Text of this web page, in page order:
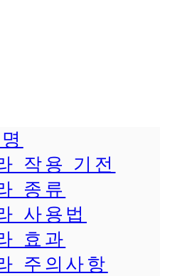
작용 기전
종류
사용법
효과
주의사항